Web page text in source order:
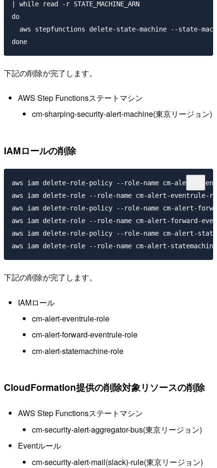
| while read -r STATE_MACHINE_ARN
do
aws stepfunctions delete-state-machine --state-
下記の削除が完了します。
AWS Step Functionsステートマシン
cm-sharping-security-alert-machine(東京リージョン)
IAMロールの削除
aws iam delete-role-policy --role-name cm-alert-
aws iam delete-role --role-name cm-alert-eventrule-
aws iam delete-role-policy --role-name cm-alert-
aws iam delete-role --role-name cm-alert-forward-
aws iam delete-role-policy --role-name cm-alert-
下記の削除が完了します。
IAMロール
cm-alert-eventrule-role
cm-alert-forward-eventrule-role
cm-alert-statemachine-role
CloudFormation提供の削除対象リソースの削除
AWS Step Functionsステートマシン
cm-security-alert-aggregator-bus(東京リージョン)
Eventルール
cm-security-alert-mail(slack)-rule(東京リージョン)